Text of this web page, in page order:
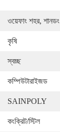
ওয়েফাং শহর,
কৃষি
স্বচ্ছ
কম্পিউটারাইজড
SAINPOLY
কংক্রিট/স্টিল